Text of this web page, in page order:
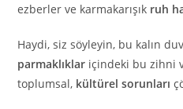
ezberler ve karmakarışık ruh
Haydi, siz söyleyin, bu kalın
parmaklıklar içindeki bu zihni
toplumsal, kültürel sorunları